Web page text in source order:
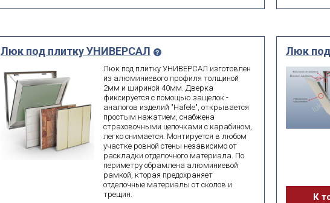
Люк под плитку УНИВЕРСАЛ
Люк под плитку УНИВЕРСАЛ изготовлен
из алюминиевого профиля толщиной
2мм и шириной 40мм. Дверка
фиксируется с помощью защелок -
аналогов изделий "Hafele", открывается
простым нажатием, снабжена
страховочными цепочками с карабином,
легко снимается. Монтируется в любом
участке ровной стены независимо от
раскладки отделочного материала. По
периметру обрамлена алюминиевой
рамкой, кторая предохраняет
отделочные материалы от сколов и
трещин.
Люк
К